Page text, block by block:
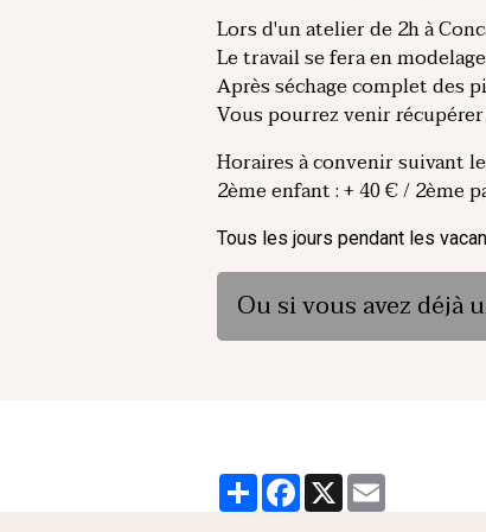
Lors d'un atelier de 2h à
Le travail se fera en
Après séchage complet des
Vous pourrez venir
Horaires à convenir suivant
2ème enfant : + 40 € / 2ème
Tous les jours pendant les
Ou si vous avez déjà
PartagerFacebook
X